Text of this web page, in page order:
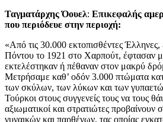
Ταγματάρχης Όουελ: Επικεφαλής
που περιόδευε στην περιοχή:
«Από τις 30.000 εκτοπισθέντες
Πόντου το 1921 στο Χαρπούτ, έφτασαν
εκτελέστηκαν ή πέθαναν στον μακρύ
Μετρήσαμε καθ’ οδόν 3.000 πτώματα
των σκύλων, των λύκων και των
Τούρκοι στους συγγενείς τους να τους
αξιωματικοί και στρατιώτες
γυναικών και παρθένων, τας οποίας